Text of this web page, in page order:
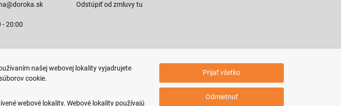
- 20:00
Odstúpiť od zmluvy tu
DESIGN
našej webovej lokality vyjadrujete
cookie.
webové lokality. Webové lokality používajú
Prijať všetko
Odmietnuť